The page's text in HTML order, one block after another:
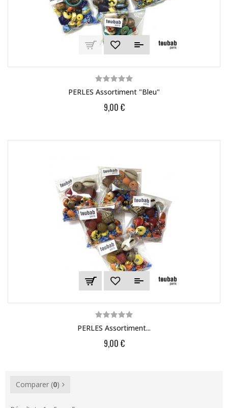
PERLES Assortiment "bleu"
9,00 €
PERLES Assortiment...
9,00 €
Comparer (0)